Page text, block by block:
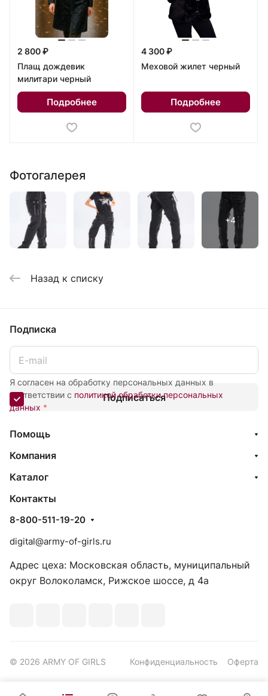
2 800 ₽
Плащ дождевик
милитари черный
Подробнее
4 300 ₽
Меховой жилет черный
Подробнее
Фотогалерея
Назад к списку
Подписка
Я согласен на обработку персональных данных в
соответствии с политикой обработки персональных
данных *
Подписаться
Помощь
Компания
Каталог
Контакты
8-800-511-19-20
digital@army-of-girls.ru
Адрес цеха: Московская область, муниципальный
округ Волоколамск, Рижское шоссе, д 4а
© 2026 ARMY OF GIRLS Конфиденциальность Оферта